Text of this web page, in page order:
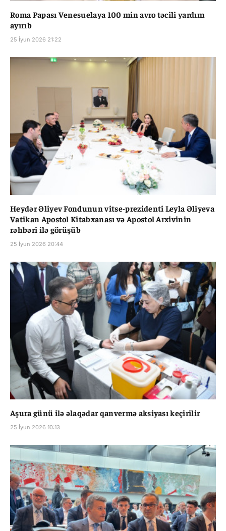
Roma Papası Venesuelaya 100 min avro təcili yardım
ayırıb
25 İyun 2026 21:22
Heydər Əliyev Fondunun vitse-prezidenti Leyla Əliyeva
Vatikan Apostol Kitabxanası və Apostol Arxivinin
rəhbəri ilə görüşüb
25 İyun 2026 20:44
Aşura günü ilə əlaqədar qanvermə aksiyası keçirilir
25 İyun 2026 10:13